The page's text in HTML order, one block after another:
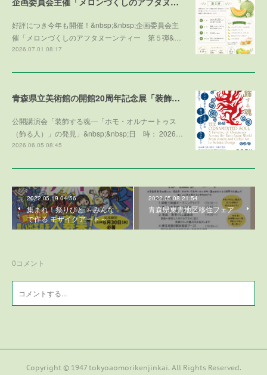
好評につき今年も開催！&nbsp;&nbsp;企画委員会主
催「メロンづくしのアフタヌーンティー 第５弾&…
2026.07.01 08:17
青森県立美術館の開館20周年記念展「装飾する魂」との学術協力プログラム
公開講演会「装飾する魂—「ホモ・オルナートゥス
（飾る人）」の発見」&nbsp;&nbsp;日 時： 2026…
2026.06.05 08:45
2022.05.19 04:56
集まれ！祭りびと ～みんな
で作る モザイクアート～
2022.05.08 21:54
青森県東青地区移住フェア
0コメント
Copyright © 1947 tokyoaomorikenjinkai. All Rights Reserved.